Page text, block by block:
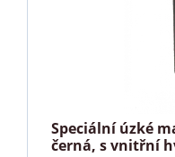
Speciální úzké
černá, s vnitřní